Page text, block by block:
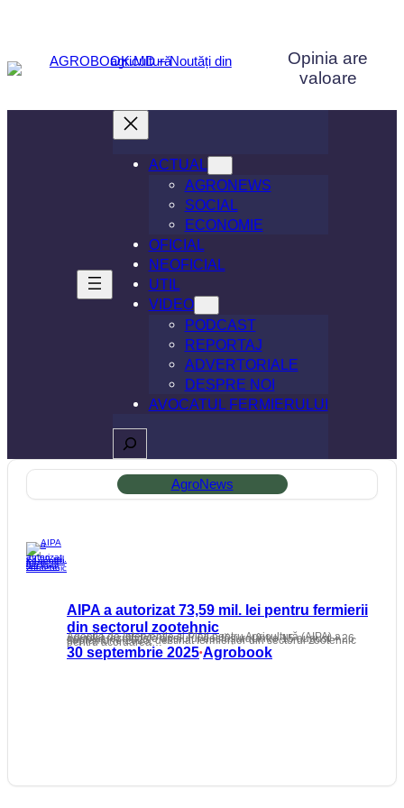
conținut
Opinia are
valoare
ACTUAL
AGRONEWS
SOCIAL
ECONOMIE
OFICIAL
NEOFICIAL
UTIL
VIDEO
PODCAST
REPORTAJ
ADVERTORIALE
DESPRE NOI
AVOCATUL FERMIERULUI
Caută
AgroNews
AIPA a autorizat 73,59 mil. lei pentru fermierii
din sectorul zootehnic
Agenția de Intervenție și Plăți pentru Agricultură (AIPA) a anunțat rezultatele apelului desfășurat între 15 august – 26 septembrie 2025, destinat fermierilor din sectorul zootehnic pentru acordarea…
30 septembrie 2025•Agrobook